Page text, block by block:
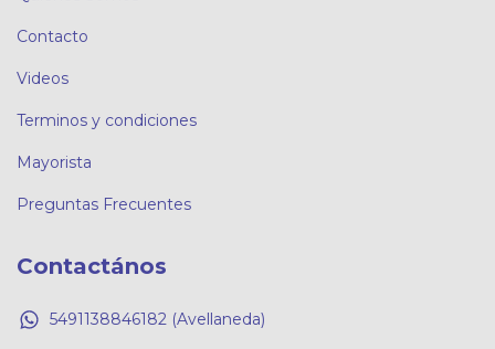
Contacto
Videos
Terminos y condiciones
Mayorista
Preguntas Frecuentes
Contactános
5491138846182 (Avellaneda)